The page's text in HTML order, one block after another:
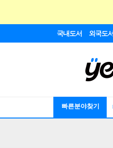
국내도서 외국도서
빠른분야찾기